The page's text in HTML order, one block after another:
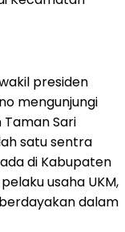
presiden
mengunjungi
Sari
satu sentra
di Kabupaten
usaha UKM,
dalam